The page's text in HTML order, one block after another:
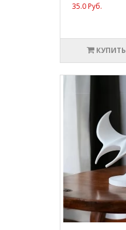
35.0 Руб.
КУПИТЬ